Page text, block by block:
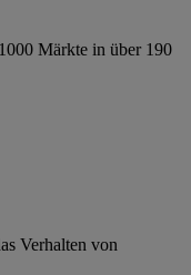
Märkte in über 190
Verhalten von